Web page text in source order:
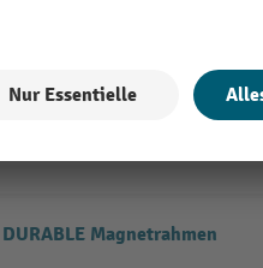
Einfacher Blattwechsel
DURABLE Magnetrahmen